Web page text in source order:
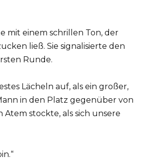
mit einem schrillen Ton, der
ließ. Sie signalisierte den
Runde.
Lächeln auf, als ein großer,
in den Platz gegenüber von
Atem stockte, als sich unsere